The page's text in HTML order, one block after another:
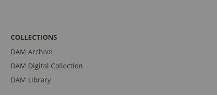
COLLECTIONS
DAM Archive
DAM Digital Collection
DAM Library